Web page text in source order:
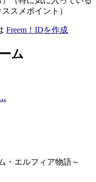
スメポイント）
Freem！IDを作成
ム
・エルフィア物語～